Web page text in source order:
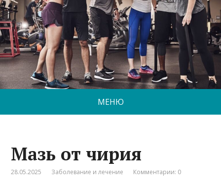
МЕНЮ
Мазь от чирия
28.05.2025 Заболевание и лечение Комментарии: 0